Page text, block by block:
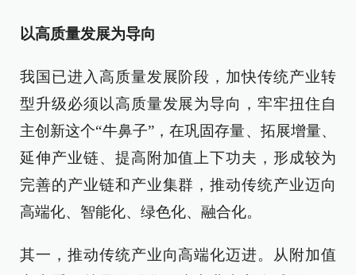
以高质量发展为导向
我国已进入高质量发展阶段，加快传统产业转
型升级必须以高质量发展为导向，牢牢扭住自
主创新这个“牛鼻子”，在巩固存量、拓展增量、
延伸产业链、提高附加值上下功夫，形成较为
完善的产业链和产业集群，推动传统产业迈向
高端化、智能化、绿色化、融合化。
其一，推动传统产业向高端化迈进。从附加值